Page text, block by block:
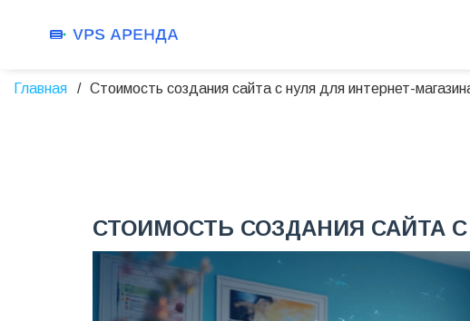
Главная Стоимость создания сайта с нуля для интернет-
СТОИМОСТЬ СОЗДАНИЯ САЙТА